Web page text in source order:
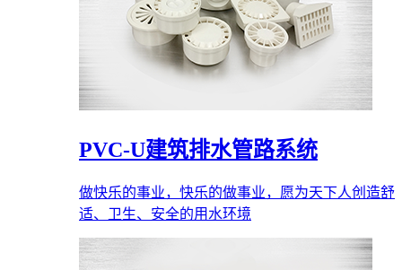
PVC-U建筑排水管路系统
做快乐的事业，快乐的做事业，愿为天下人创造舒
适、卫生、安全的用水环境